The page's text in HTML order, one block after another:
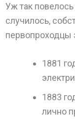
Уж так
случилось,
первопроходцы
1881
1883
лично